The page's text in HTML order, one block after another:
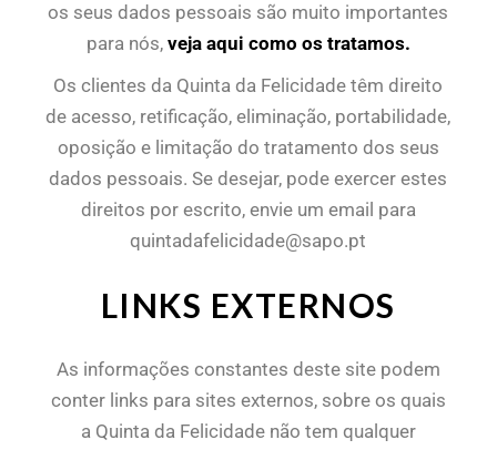
os seus dados pessoais são muito importantes
para nós, veja aqui como os tratamos.
Os clientes da Quinta da Felicidade têm direito
de acesso, retificação, eliminação, portabilidade,
oposição e limitação do tratamento dos seus
dados pessoais. Se desejar, pode exercer estes
direitos por escrito, envie um email para
quintadafelicidade@sapo.pt
LINKS EXTERNOS
As informações constantes deste site podem
conter links para sites externos, sobre os quais
a Quinta da Felicidade não tem qualquer